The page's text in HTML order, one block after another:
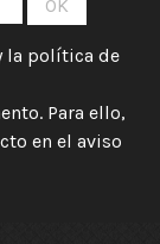
la política de
Para ello,
en el aviso